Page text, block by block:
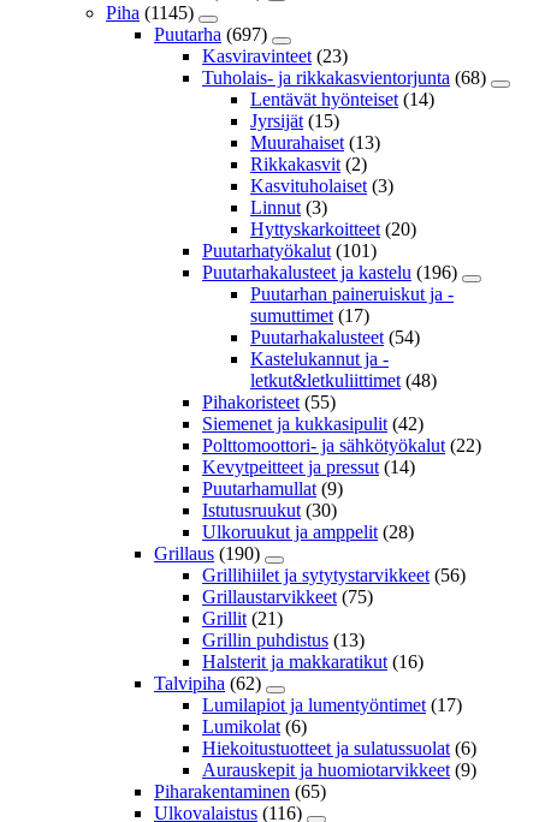
Piha (1145)
Puutarha (697)
Kasviravinteet (23)
Tuholais- ja rikkakasvientorjunta (68)
Lentävät hyönteiset (14)
Jyrsijät (15)
Muurahaiset (13)
Rikkakasvit (2)
Kasvituholaiset (3)
Linnut (3)
Hyttyskarkoitteet (20)
Puutarhatyökalut (101)
Puutarhakalusteet ja kastelu (196)
Puutarhan paineruiskut ja -
sumuttimet (17)
Puutarhakalusteet (54)
Kastelukannut ja -
letkut&letkuliittimet (48)
Pihakoristeet (55)
Siemenet ja kukkasipulit (42)
Polttomoottori- ja sähkötyökalut (22)
Kevytpeitteet ja pressut (14)
Puutarhamullat (9)
Istutusruukut (30)
Ulkoruukut ja amppelit (28)
Grillaus (190)
Grillihiilet ja sytytystarvikkeet (56)
Grillaustarvikkeet (75)
Grillit (21)
Grillin puhdistus (13)
Halsterit ja makkaratikut (16)
Talvipiha (62)
Lumilapiot ja lumentyöntimet (17)
Lumikolat (6)
Hiekoitustuotteet ja sulatussuolat (6)
Aurauskepit ja huomiotarvikkeet (9)
Piharakentaminen (65)
Ulkovalaistus (116)